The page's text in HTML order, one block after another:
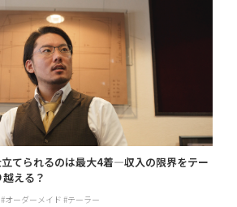
てられるのは最大4着―収入の限界をテー
える？
オーダーメイド テーラー